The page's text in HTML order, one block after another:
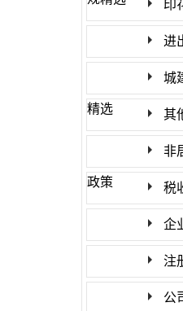
印
进
城
精选 其
非
政策 税
企
注
公